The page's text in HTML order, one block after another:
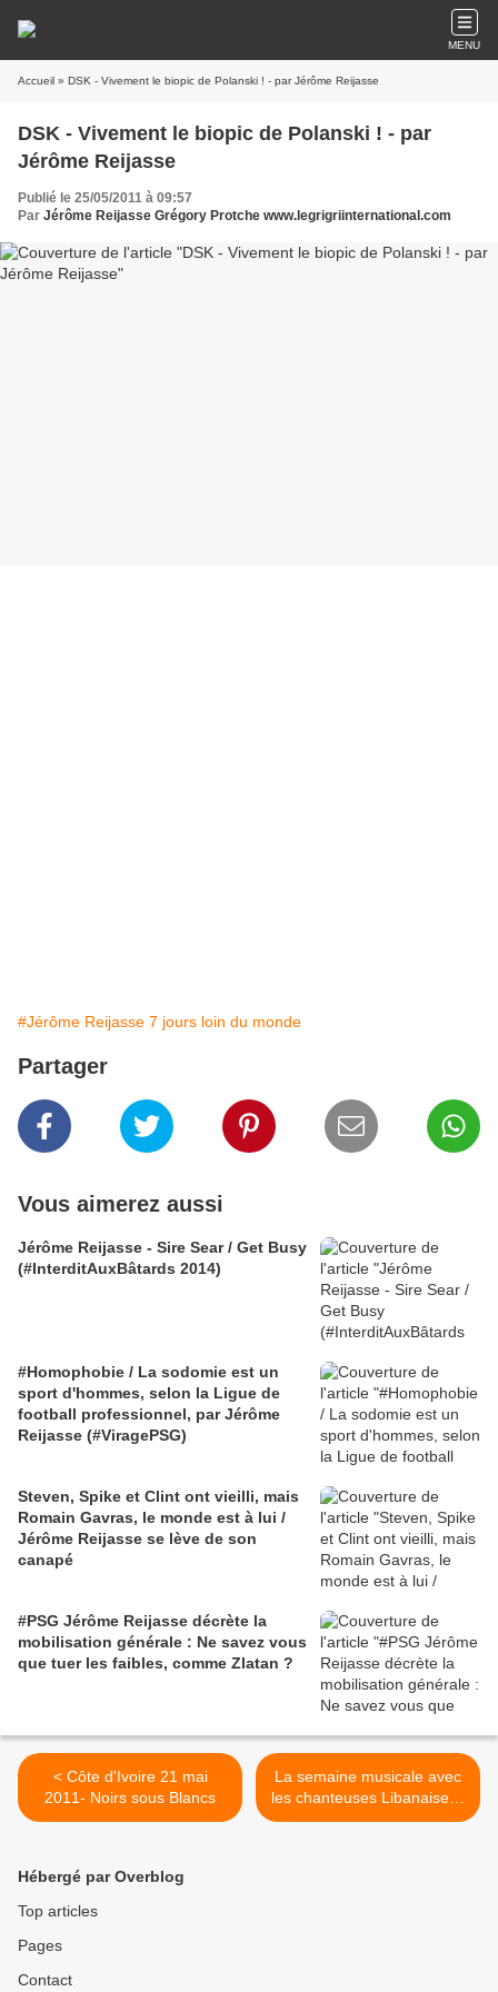
MENU
Accueil » DSK - Vivement le biopic de Polanski ! - par Jérôme Reijasse
DSK - Vivement le biopic de Polanski ! - par
Jérôme Reijasse
Publié le 25/05/2011 à 09:57
Par Jérôme Reijasse Grégory Protche www.legrigriinternational.com
#Jérôme Reijasse 7 jours loin du monde
Partager
Vous aimerez aussi
Jérôme Reijasse - Sire Sear / Get Busy
(#InterditAuxBâtards 2014)
#Homophobie / La sodomie est un
sport d'hommes, selon la Ligue de
football professionnel, par Jérôme
Reijasse (#ViragePSG)
Steven, Spike et Clint ont vieilli, mais
Romain Gavras, le monde est à lui /
Jérôme Reijasse se lève de son
canapé
#PSG Jérôme Reijasse décrète la
mobilisation générale : Ne savez vous
que tuer les faibles, comme Zlatan ?
< Côte d'Ivoire 21 mai
2011- Noirs sous Blancs
La semaine musicale avec
les chanteuses Libanaises :
Sabah & Rola - Daloua'a /
Hébergé par Overblog
Top articles
Pages
Contact